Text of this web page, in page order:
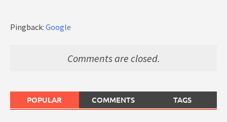
Pingback: Google
Comments are closed.
POPULAR COMMENTS TAGS